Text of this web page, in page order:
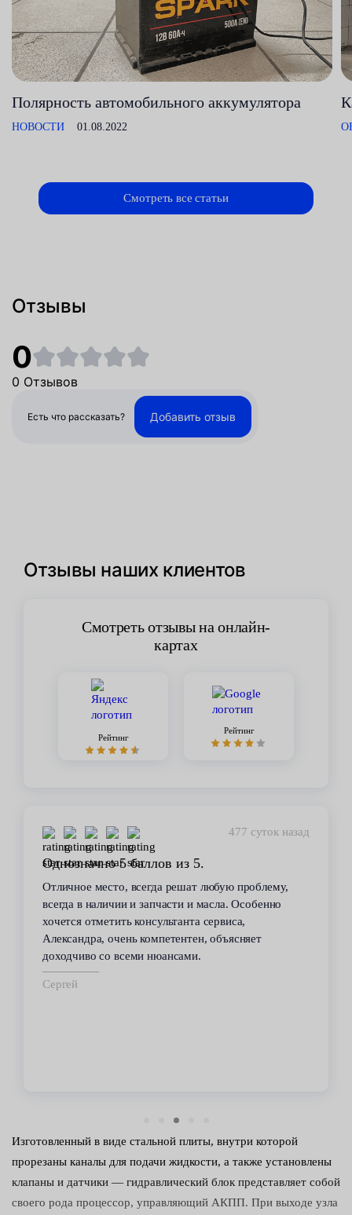
Полярность автомобильного аккумулятора
НОВОСТИ 01.08.2022
Смотреть все статьи
Отзывы
0
0 Отзывов
Есть что рассказать? Добавить отзыв
Отзывы наших клиентов
Смотреть отзывы на онлайн-
картах
Рейтинг
Рейтинг
477 суток назад
Однозначно 5 баллов из 5.
Отличное место, всегда решат любую проблему,
всегда в наличии и запчасти и масла. Особенно
хочется отметить консультанта сервиса,
Александра, очень компетентен, объясняет
доходчиво со всеми нюансами.
Сергей
Изготовленный в виде стальной плиты, внутри которой
прорезаны каналы для подачи жидкости, а также установлены
клапаны и датчики — гидравлический блок представляет собой
своего рода процессор, управляющий АКПП. При выходе узла